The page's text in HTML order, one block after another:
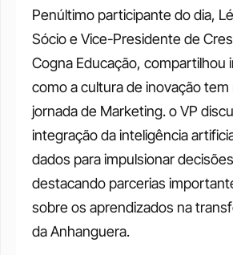
Penúltimo participante do dia,
Sócio e Vice-Presidente de
Cogna Educação, compartilhou
como a cultura de inovação tem
jornada de Marketing. o VP
integração da inteligência
dados para impulsionar
destacando parcerias
sobre os aprendizados na
da Anhanguera.